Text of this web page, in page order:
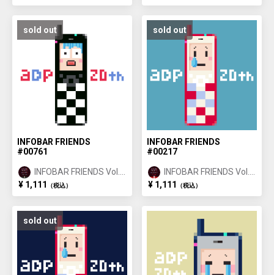
sold out
INFOBAR FRIENDS
#00761
INFOBAR FRIENDS Vol.1
ICHIMATSU ①
¥ 1,111 （税込）
sold out
INFOBAR FRIENDS
#00217
INFOBAR FRIENDS Vol.1
NISHIKIGOI ①
¥ 1,111 （税込）
sold out